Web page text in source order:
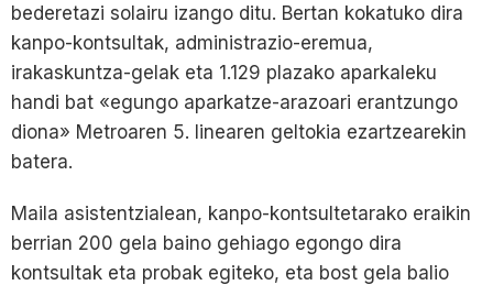
bederetazi solairu izango ditu. Bertan kokatuko dira
kanpo-kontsultak, administrazio-eremua,
irakaskuntza-gelak eta 1.129 plazako aparkaleku
handi bat «egungo aparkatze-arazoari erantzungo
diona» Metroaren 5. linearen geltokia ezartzearekin
batera.
Maila asistentzialean, kanpo-kontsultetarako eraikin
berrian 200 gela baino gehiago egongo dira
kontsultak eta probak egiteko, eta bost gela balio